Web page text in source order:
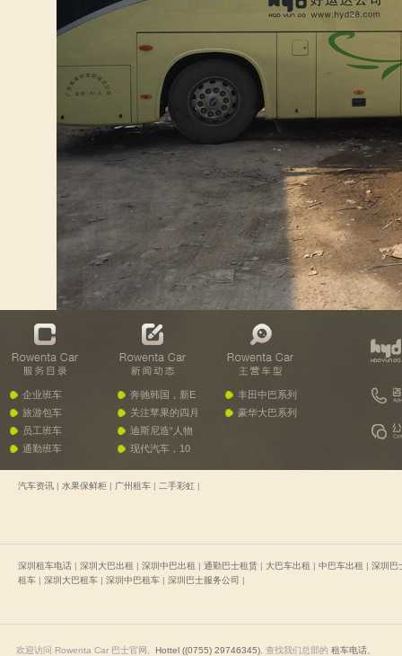
企业班车
旅游包车
员工班车
通勤班车
奔驰韩国，新E
关注苹果的四月
迪斯尼造“人物
现代汽车，10
丰田中巴系列
豪华大巴系列
汽车资讯 | 水果保鲜柜 | 广州租车 | 二手彩虹 |
深圳租车电话 | 深圳大巴出租 | 深圳中巴出租 | 通勤巴士租赁 | 大巴车出租 | 中巴车出租 | 深圳巴
租车 | 深圳大巴租车 | 深圳中巴租车 | 深圳巴士服务公司 |
欢迎访问 Rowenta Car 巴士官网, Hottel ((0755) 29746345) , 查找我们总部的租车电话